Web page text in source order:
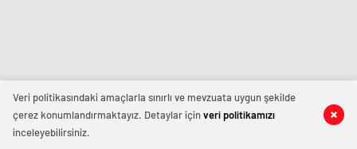
Veri politikasındaki amaçlarla sınırlı ve mevzuata uygun şekilde
çerez konumlandırmaktayız. Detaylar içinveri politikamızı
inceleyebilirsiniz.